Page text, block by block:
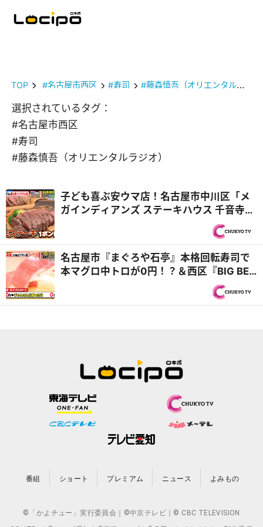
TOP #名古屋市西区 #寿司 #藤森慎吾（オリエンタルラジオ）
選択されているタグ：
#名古屋市西区
#寿司
#藤森慎吾（オリエンタルラジオ）
子ども喜ぶ安ウマ店！名古屋市中川区「メ
ガインディアンズ ステーキハウス 千音寺
店」総工費1億円超のキッズパーク『PS純
名古屋市『まぐろや石亭』本格回転寿司で
本マグロ中トロが0円！？＆西区『BIG BEN
DINER』自家製バンズの肉汁たっぷりバー
番組 ショート プレミアム ニュース よみもの
©「かよチュー」実行委員会｜©中京テレビ｜© CBC TELEVISION